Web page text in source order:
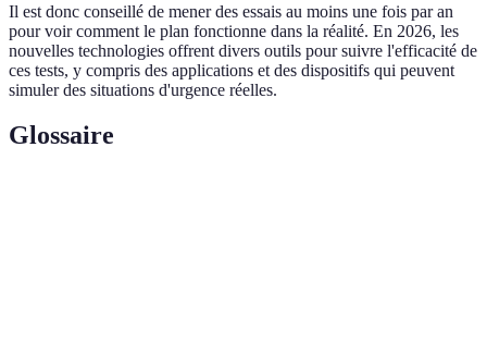
Il est donc conseillé de mener des essais au moins une fois par an
pour voir comment le plan fonctionne dans la réalité. En 2026, les
nouvelles technologies offrent divers outils pour suivre l'efficacité de
ces tests, y compris des applications et des dispositifs qui peuvent
simuler des situations d'urgence réelles.
Glossaire